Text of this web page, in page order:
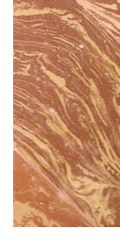
(MN)
Abitazione
Privata
-
Parma
Palazzo
Certosa
a
Pavia
Palazzo
Pollenza